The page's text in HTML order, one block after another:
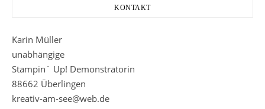
KONTAKT
Karin Müller
unabhängige
Stampin` Up! Demonstratorin
88662 Überlingen
kreativ-am-see@web.de